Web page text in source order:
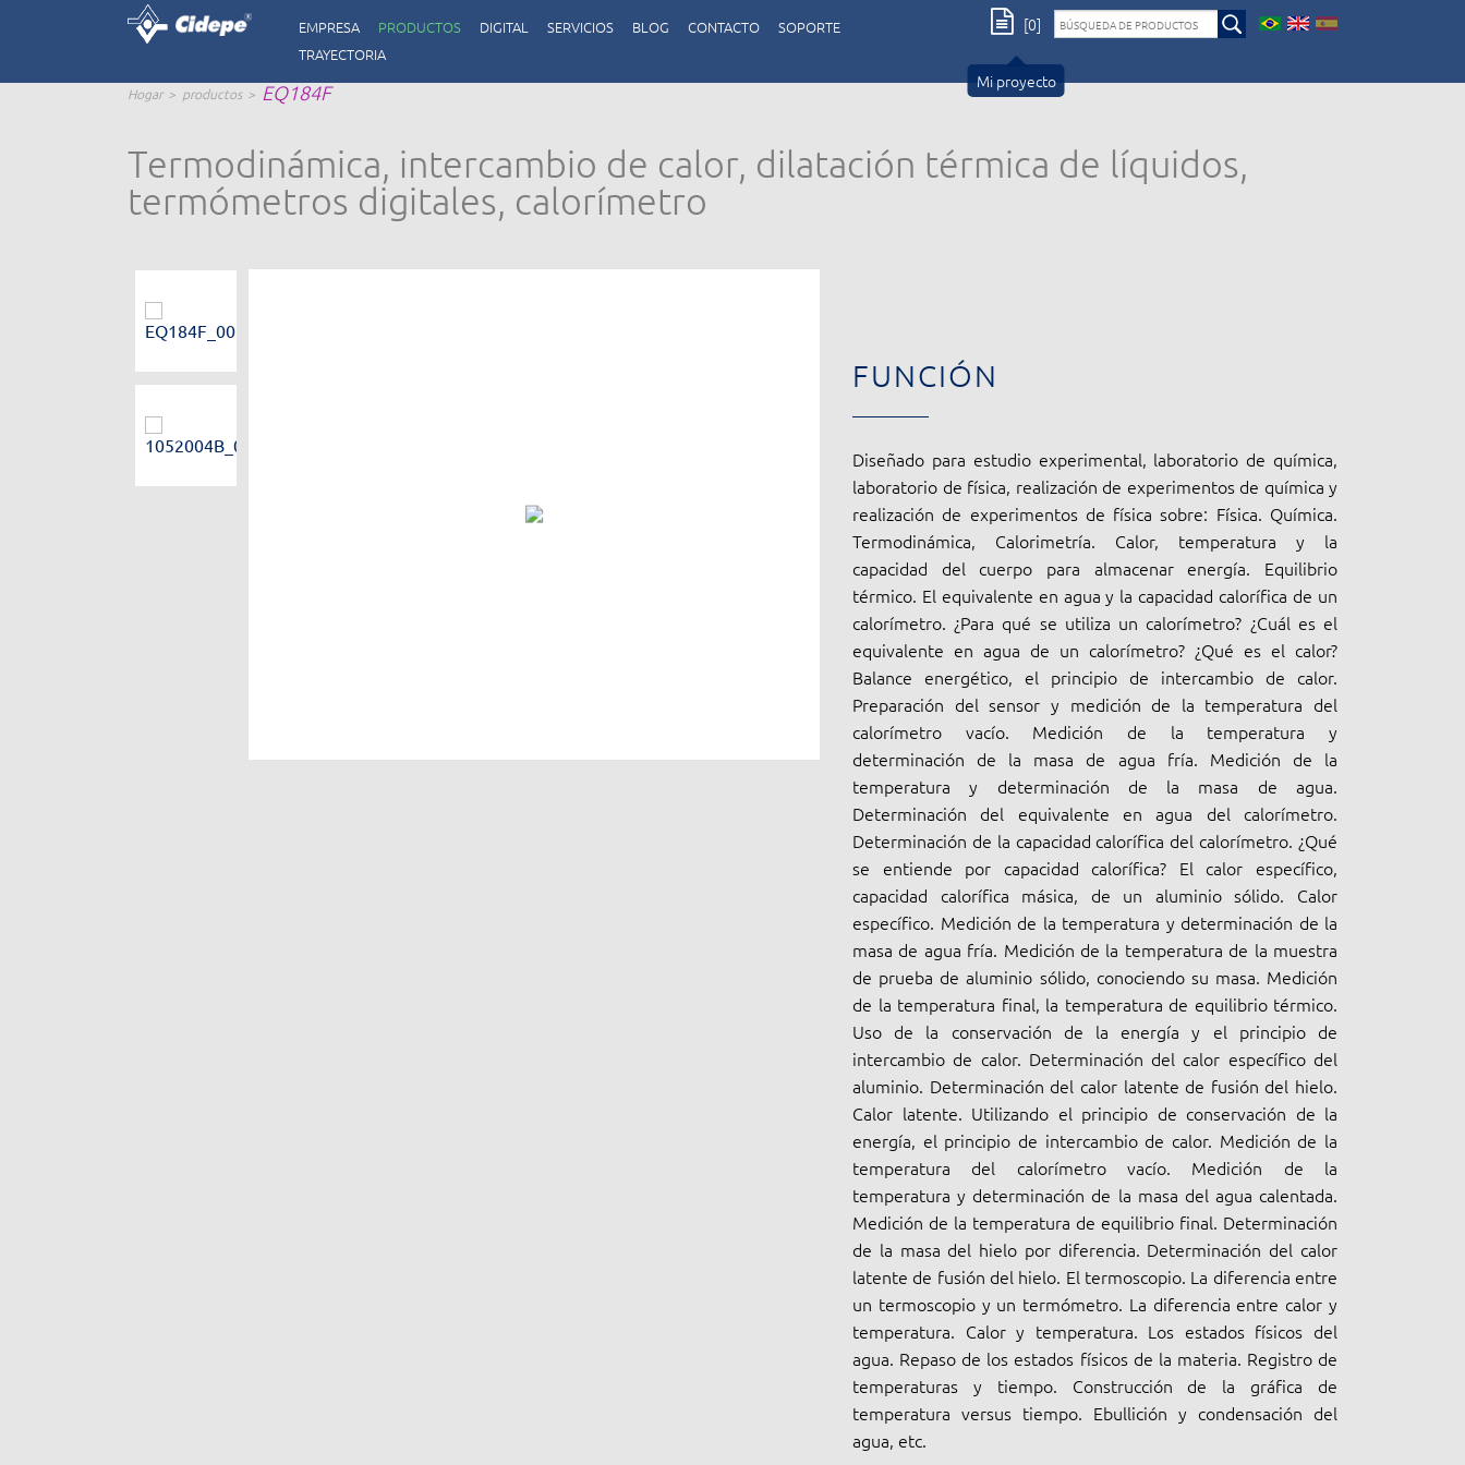
EMPRESA PRODUCTOS DIGITAL SERVICIOS BLOG CONTACTO
SOPORTE
TRAYECTORIA
Mi proyecto
[0]
Hogar productos EQ184F
Termodinámica, intercambio de calor, dilatación térmica de líquidos,
termómetros digitales, calorímetro
FUNCIÓN
Diseñado para estudio experimental, laboratorio de química,
laboratorio de física, realización de experimentos de química y
realización de experimentos de física sobre: Física. Química.
Termodinámica, Calorimetría. Calor, temperatura y la
capacidad del cuerpo para almacenar energía. Equilibrio
térmico. El equivalente en agua y la capacidad calorífica de un
calorímetro. ¿Para qué se utiliza un calorímetro? ¿Cuál es el
equivalente en agua de un calorímetro? ¿Qué es el calor?
Balance energético, el principio de intercambio de calor.
Preparación del sensor y medición de la temperatura del
calorímetro vacío. Medición de la temperatura y
determinación de la masa de agua fría. Medición de la
temperatura y determinación de la masa de agua.
Determinación del equivalente en agua del calorímetro.
Determinación de la capacidad calorífica del calorímetro. ¿Qué
se entiende por capacidad calorífica? El calor específico,
capacidad calorífica másica, de un aluminio sólido. Calor
específico. Medición de la temperatura y determinación de la
masa de agua fría. Medición de la temperatura de la muestra
de prueba de aluminio sólido, conociendo su masa. Medición
de la temperatura final, la temperatura de equilibrio térmico.
Uso de la conservación de la energía y el principio de
intercambio de calor. Determinación del calor específico del
aluminio. Determinación del calor latente de fusión del hielo.
Calor latente. Utilizando el principio de conservación de la
energía, el principio de intercambio de calor. Medición de la
temperatura del calorímetro vacío. Medición de la
temperatura y determinación de la masa del agua calentada.
Medición de la temperatura de equilibrio final. Determinación
de la masa del hielo por diferencia. Determinación del calor
latente de fusión del hielo. El termoscopio. La diferencia entre
un termoscopio y un termómetro. La diferencia entre calor y
temperatura. Calor y temperatura. Los estados físicos del
agua. Repaso de los estados físicos de la materia. Registro de
temperaturas y tiempo. Construcción de la gráfica de
temperatura versus tiempo. Ebullición y condensación del
agua, etc.